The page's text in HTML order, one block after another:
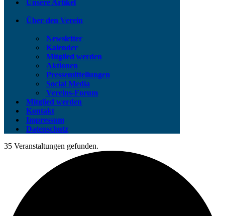
Unsere Artikel
Über den Verein
Newsletter
Kalender
Mitglied werden
Aktionen
Pressemitteilungen
Social Media
Vereins-Forum
Mitglied werden
Kontakt
Impressum
Datenschutz
35 Veranstaltungen gefunden.